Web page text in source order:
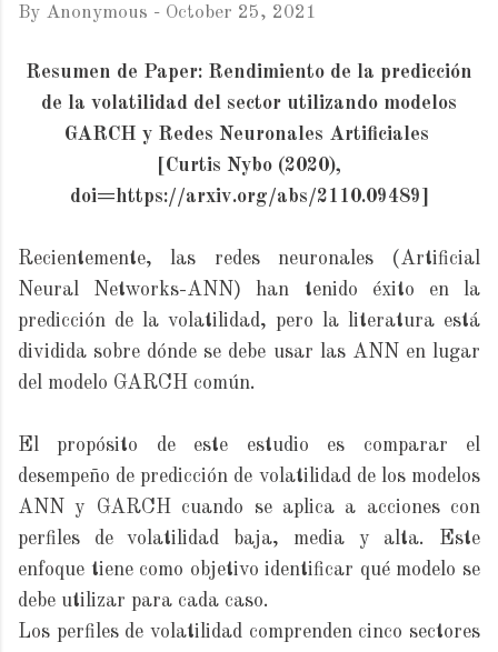
By Anonymous - October 25, 2021
Resumen de Paper: Rendimiento de la predicción
de la volatilidad del sector utilizando modelos
GARCH y Redes Neuronales Artificiales
[Curtis Nybo (2020),
doi=https://arxiv.org/abs/2110.09489]
Recientemente, las redes neuronales (Artificial
Neural Networks-ANN) han tenido éxito en la
predicción de la volatilidad, pero la literatura está
dividida sobre dónde se debe usar las ANN en lugar
del modelo GARCH común.
El propósito de este estudio es comparar el
desempeño de predicción de volatilidad de los modelos
ANN y GARCH cuando se aplica a acciones con
perfiles de volatilidad baja, media y alta. Este
enfoque tiene como objetivo identificar qué modelo se
debe utilizar para cada caso.
Los perfiles de volatilidad comprenden cinco sectores